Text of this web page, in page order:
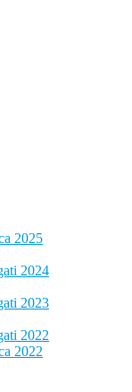
2025
2024
2023
2022
2022